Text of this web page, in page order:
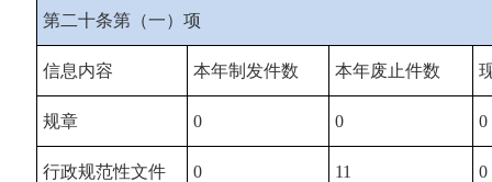
第二十条第（一）项
信息内容 本年制发件数 本年废止件数
规章 0 0 0
行政规范性文件 0 11 0